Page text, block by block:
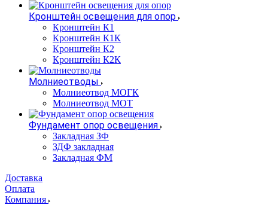
Кронштейн освещения для опор
Кронштейн К1
Кронштейн К1К
Кронштейн К2
Кронштейн К2К
Молниеотводы
Молниеотвод МОГК
Молниеотвод МОТ
Фундамент опор освещения
Закладная ЗФ
ЗДФ закладная
Закладная ФМ
Доставка
Оплата
Компания